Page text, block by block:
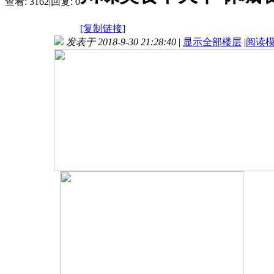
[复制链接]
发表于 2018-9-30 21:28:40 | 显示全部楼层 |阅读